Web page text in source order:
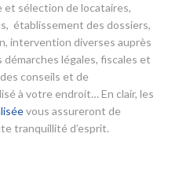
et sélection de locataires,
établissement des dossiers,
intervention diverses auprès
légales, fiscales et
conseils et de
à votre endroit… En clair, les
vous assureront de
tranquillité d’esprit.